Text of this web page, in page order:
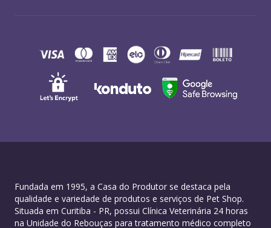
Fundada em 1995, a Casa do Produtor se destaca pela
qualidade e variedade de produtos e serviços de Pet Shop.
Situada em Curitiba - PR, possui Clínica Veterinária 24 horas
na Unidade do Rebouças para tratamento médico completo